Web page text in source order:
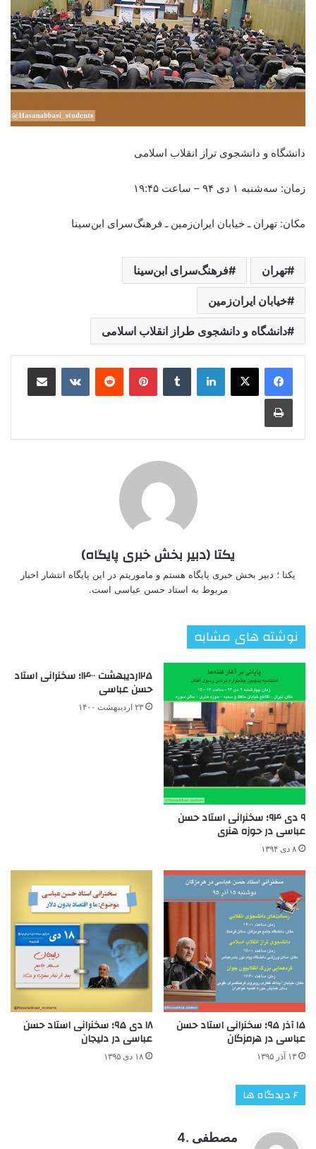
دانشگاه و دانشجوی تراز انقلاب اسلامی
زمان: سه‌شنبه ۱ دی ۹۴ – ساعت ۱۹:۴۵
مکان: تهران ـ خیابان ایران‌زمین ـ فرهنگ‌سرای ابن‌سینا
تهران فرهنگ‌سرای ابن‌سینا
خیابان ایران‌زمین
دانشگاه و دانشجوی طراز انقلاب اسلامی
لینکدین ‫تامبلر ‫پین‌ترست‫رددیت ‫VKontakteاشتراک گذاری از طریق ایمیل
چاپ
یکتا (دبیر بخش خبری پایگاه)
یکتا ؛ دبیر بخش خبری پایگاه هستم و ماموریتم در این پایگاه انتشار اخبار
مربوط به استاد حسن عباسی است.
نوشته های مشابه
۹ دی ۹۴؛ سخنرانی استاد حسن
عباسی در حوزه هنری
۸ دی ۱۳۹۴
۲۵اردیبهشت ۱۴۰۰؛ سخنرانی استاد
حسن عباسی
۲۳ اردیبهشت ۱۴۰۰
۱۵ آذر ۹۵؛ سخنرانی استاد حسن
عباسی در هرمزگان
۱۳ آذر ۱۳۹۵
۱۸ دی ۹۵؛ سخنرانی استاد حسن
عباسی در دلیجان
۱۸ دی ۱۳۹۵
‫۶ دیدگاه ها
مصطفی .4